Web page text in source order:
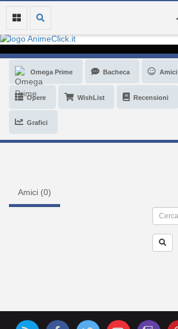
Omega Prime Bacheca Amici
Opere WishList Recensioni
Grafici
Amici (0)